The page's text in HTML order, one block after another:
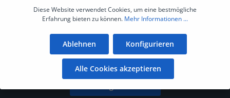
Diese Website verwendet Cookies, um eine bestmögliche
Erfahrung bieten zu können. Mehr Informationen ...
Ablehnen Konfigurieren
Alle Cookies akzeptieren